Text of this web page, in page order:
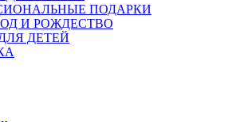
ПОДАРКИ
И РОЖДЕСТВО
ДЕТЕЙ